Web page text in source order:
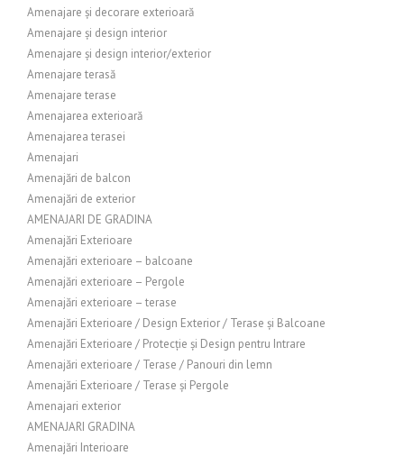
Amenajare și decorare exterioară
Amenajare și design interior
Amenajare și design interior/exterior
Amenajare terasă
Amenajare terase
Amenajarea exterioară
Amenajarea terasei
Amenajari
Amenajări de balcon
Amenajări de exterior
AMENAJARI DE GRADINA
Amenajări Exterioare
Amenajări exterioare – balcoane
Amenajări exterioare – Pergole
Amenajări exterioare – terase
Amenajări Exterioare / Design Exterior / Terase și Balcoane
Amenajări Exterioare / Protecție și Design pentru Intrare
Amenajări exterioare / Terase / Panouri din lemn
Amenajări Exterioare / Terase și Pergole
Amenajari exterior
AMENAJARI GRADINA
Amenajări Interioare